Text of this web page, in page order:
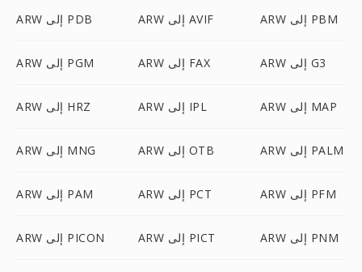
ARW إلى PDB ARW إلى AVIF ARW إلى PBM
ARW إلى PGM ARW إلى FAX ARW إلى G3
ARW إلى HRZ ARW إلى IPL ARW إلى MAP
ARW إلى MNG ARW إلى OTB ARW إلى PALM
ARW إلى PAM ARW إلى PCT ARW إلى PFM
ARW إلى PICON ARW إلى PICT ARW إلى PNM